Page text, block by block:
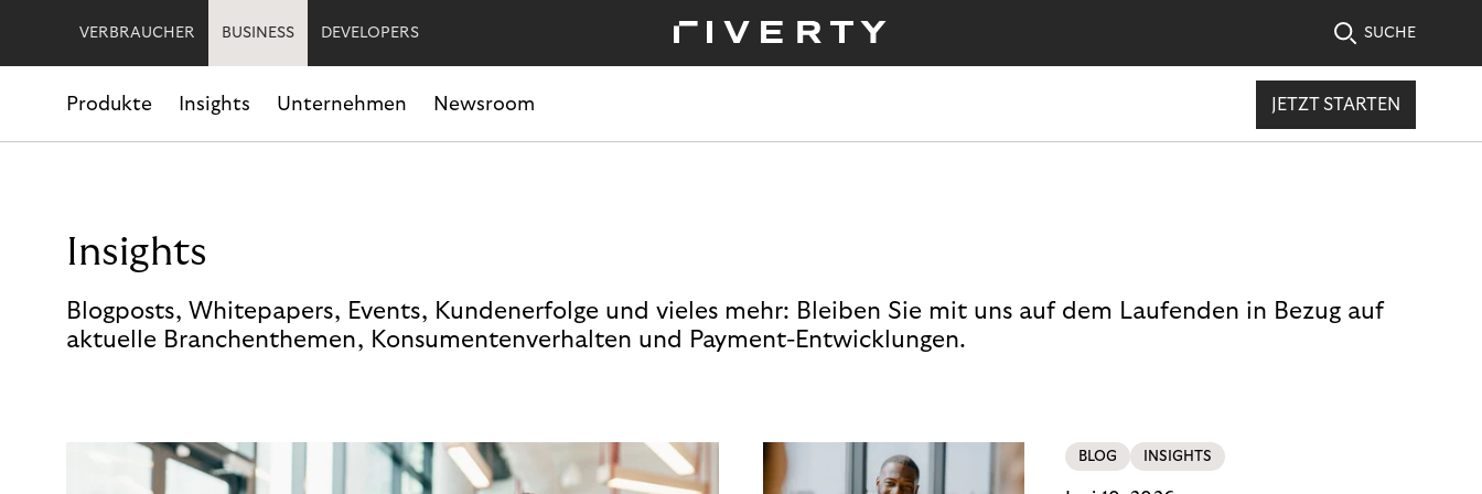
VERBRAUCHER BUSINESS DEVELOPERS SUCHE
Produkte Insights Unternehmen Newsroom JETZT STARTEN
Insights
Blogposts, Whitepapers, Events, Kundenerfolge und vieles mehr: Bleiben Sie mit uns auf dem Laufenden in Bezug auf
aktuelle Branchenthemen, Konsumentenverhalten und Payment-Entwicklungen.
BLOG INSIGHTS